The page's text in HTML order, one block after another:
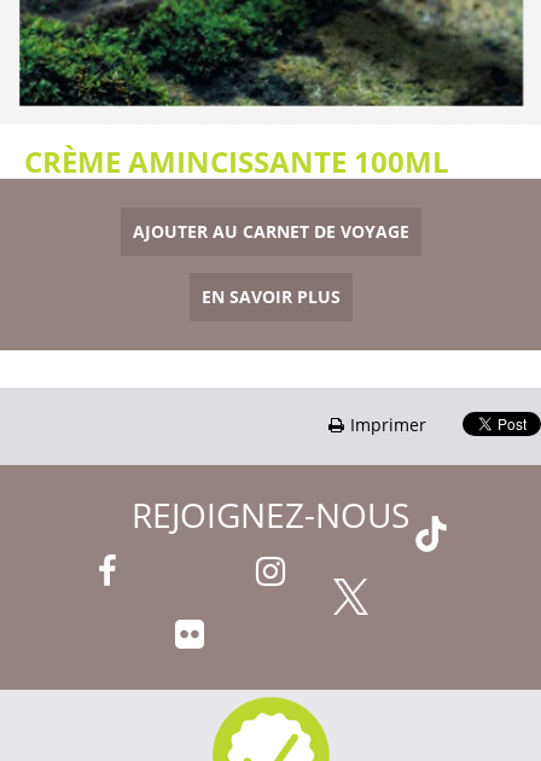
CRÈME AMINCISSANTE 100ML
AJOUTER AU CARNET DE VOYAGE
EN SAVOIR PLUS
Imprimer
REJOIGNEZ-NOUS